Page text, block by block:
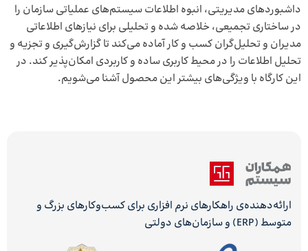
داشبورد‌‌های مدیریتی، انبوه اطلاعات سیستم‌های عملیاتی سازمان را
در ساختاری تجمیعی، خلاصه شده و تحلیلی برای نیازهای اطلاعاتی
مدیران و تحلیل‌گران کسب و کار آماده می‌کند تا گزارش‌گیری و تجزیه و
تحلیل اطلاعات را در محیط کاربری ساده و کاربردی امکان‌پذیر کند. در
این کارگاه با ویژگی‌‌های بیشتر این محصول آشنا می‌‌شویم.
ارائه‌دهنده‌ی راهکارهای نرم افزاری برای کسب‌وکارهای بزرگ و
متوسط (ERP) و سازمان‌های دولتی